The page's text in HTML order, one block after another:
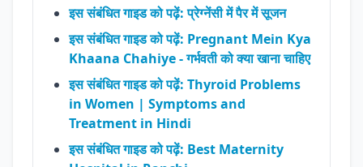
इस संबंधित गाइड को पढ़ें: प्रेग्नेंसी में पैर में सूजन
इस संबंधित गाइड को पढ़ें: Pregnant Mein Kya
Khaana Chahiye - गर्भवती को क्या खाना चाहिए
इस संबंधित गाइड को पढ़ें: Thyroid Problems
in Women | Symptoms and
Treatment in Hindi
इस संबंधित गाइड को पढ़ें: Best Maternity